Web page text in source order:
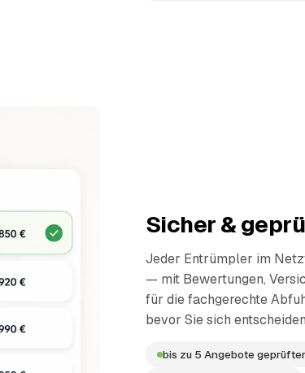
Sicher &
Jeder Entrümpler im
— mit Bewertungen,
für die fachgerechte
bevor Sie sich
bis zu 5 Angebote